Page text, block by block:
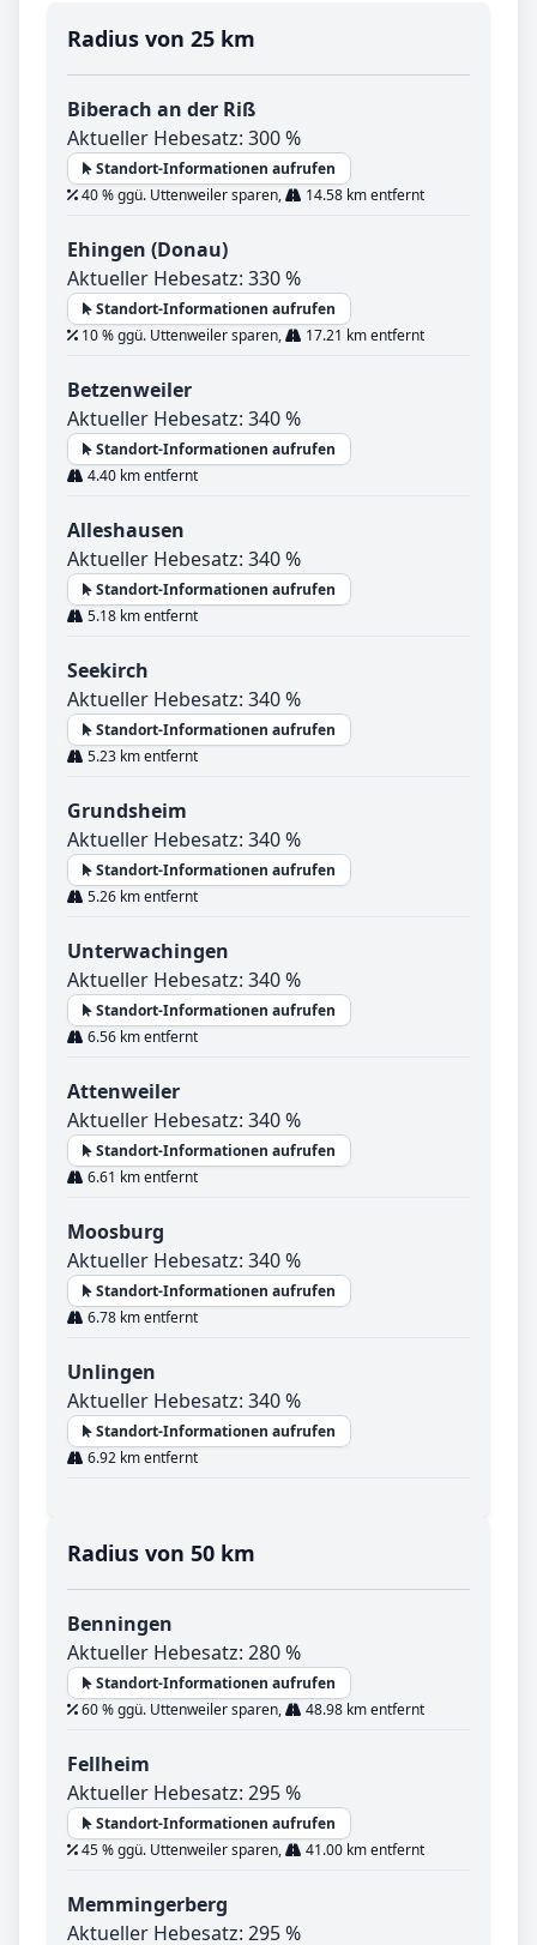
Radius von 25 km
Biberach an der Riß
Aktueller Hebesatz: 300 %
Standort-Informationen aufrufen
40 % ggü. Uttenweiler sparen,
14.58 km entfernt
Ehingen (Donau)
Aktueller Hebesatz: 330 %
Standort-Informationen aufrufen
10 % ggü. Uttenweiler sparen,
17.21 km entfernt
Betzenweiler
Aktueller Hebesatz: 340 %
Standort-Informationen aufrufen
4.40 km entfernt
Alleshausen
Aktueller Hebesatz: 340 %
Standort-Informationen aufrufen
5.18 km entfernt
Seekirch
Aktueller Hebesatz: 340 %
Standort-Informationen aufrufen
5.23 km entfernt
Grundsheim
Aktueller Hebesatz: 340 %
Standort-Informationen aufrufen
5.26 km entfernt
Unterwachingen
Aktueller Hebesatz: 340 %
Standort-Informationen aufrufen
6.56 km entfernt
Attenweiler
Aktueller Hebesatz: 340 %
Standort-Informationen aufrufen
6.61 km entfernt
Moosburg
Aktueller Hebesatz: 340 %
Standort-Informationen aufrufen
6.78 km entfernt
Unlingen
Aktueller Hebesatz: 340 %
Standort-Informationen aufrufen
6.92 km entfernt
Radius von 50 km
Benningen
Aktueller Hebesatz: 280 %
Standort-Informationen aufrufen
60 % ggü. Uttenweiler sparen,
48.98 km entfernt
Fellheim
Aktueller Hebesatz: 295 %
Standort-Informationen aufrufen
45 % ggü. Uttenweiler sparen,
41.00 km entfernt
Memmingerberg
Aktueller Hebesatz: 295 %